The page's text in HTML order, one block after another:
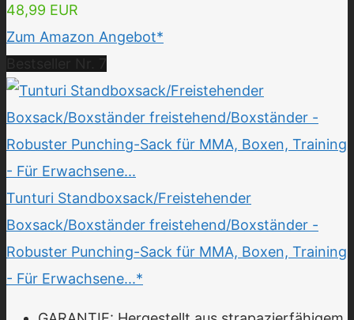
48,99 EUR
Zum Amazon Angebot*
Tunturi Standboxsack/Freistehender
Boxsack/Boxständer freistehend/Boxständer -
Robuster Punching-Sack für MMA, Boxen, Training
- Für Erwachsene...*